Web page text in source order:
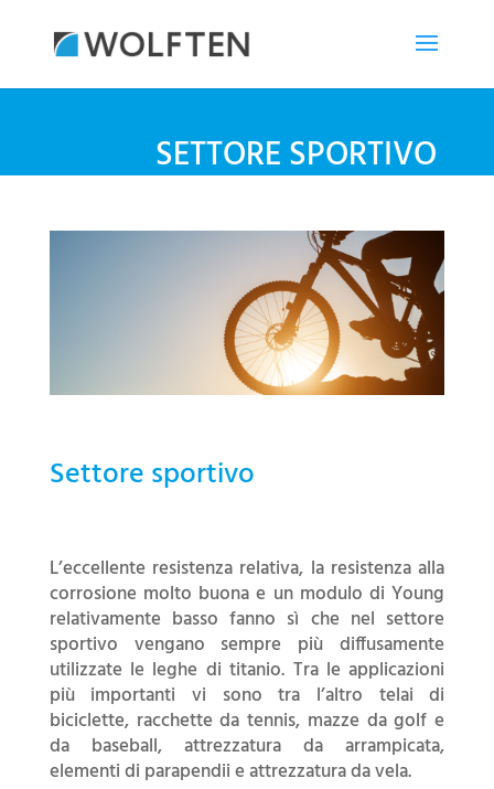
SETTORE SPORTIVO
Settore sportivo
L’eccellente resistenza relativa, la resistenza alla
corrosione molto buona e un modulo di Young
relativamente basso fanno sì che nel settore
sportivo vengano sempre più diffusamente
utilizzate le leghe di titanio. Tra le applicazioni
più importanti vi sono tra l’altro telai di
biciclette, racchette da tennis, mazze da golf e
da baseball, attrezzatura da arrampicata,
elementi di parapendii e attrezzatura da vela.